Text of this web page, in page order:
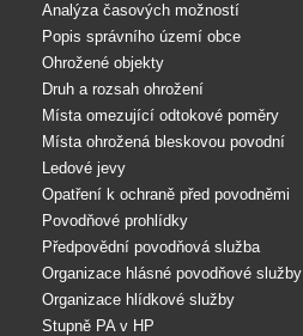
Analýza časových možností
Popis správního území obce
Ohrožené objekty
Druh a rozsah ohrožení
Místa omezující odtokové poměry
Místa ohrožená bleskovou povodní
Ledové jevy
Opatření k ochraně před povodněmi
Povodňové prohlídky
Předpovědní povodňová služba
Organizace hlásné povodňové služby
Organizace hlídkové služby
Stupně PA v HP